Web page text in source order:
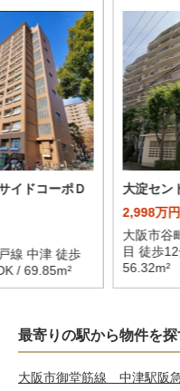
イドコーポＤ
線 中津 徒歩
/ 69.85m²
大淀セン
2,998万円
大阪市谷
目 徒歩
56.32m²
最寄りの駅から物件を探
大阪市御堂筋線 中津駅阪